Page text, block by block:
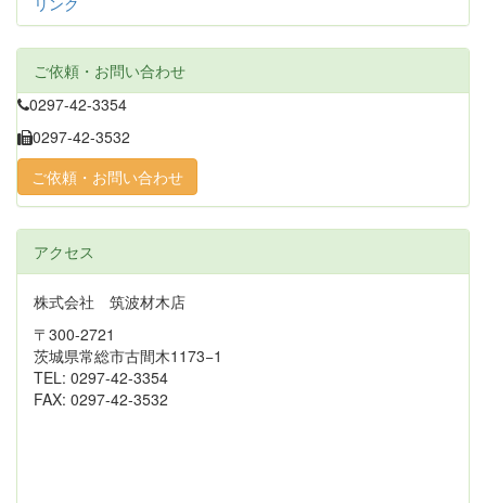
ご依頼・お問い合わせ
0297-42-3354
0297-42-3532
ご依頼・お問い合わせ
アクセス
株式会社 筑波材木店
〒300-2721
茨城県常総市古間木1173−1
TEL: 0297-42-3354
FAX: 0297-42-3532